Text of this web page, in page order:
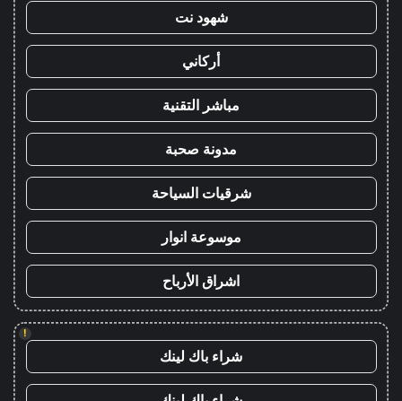
شهود نت
أركاني
مباشر التقنية
مدونة صحبة
شرقيات السياحة
موسوعة انوار
اشراق الأرباح
!
شراء باك لينك